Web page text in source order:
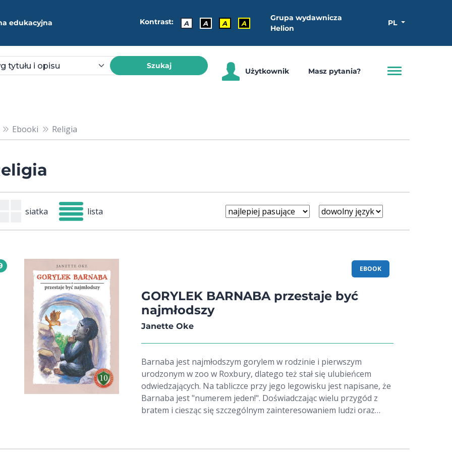
edukacyjna Kontrast: A A A A
Grupa wydawnicza
Helion
PL
Szukaj
Użytkownik Masz pytania?
Ebooki Religia
siatka lista
EBOOK
GORYLEK BARNABA przestaje być
najmłodszy
Janette Oke
Barnaba jest najmłodszym gorylem w rodzinie i pierwszym
urodzonym w zoo w Roxbury, dlatego też stał się ulubieńcem
odwiedzających. Na tabliczce przy jego legowisku jest napisane, że ​​
Barnaba jest "numerem jeden!". Doświadczając wielu przygód z
bratem i ciesząc się szczególnym zainteresowaniem ludzi oraz
oraz serca wszystkich dokoła. W czym Barnaba odnajdzie poczucie